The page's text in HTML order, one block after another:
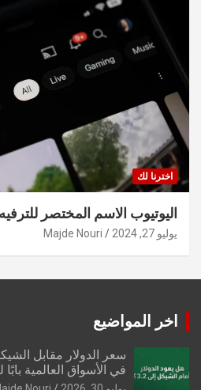
اخترنا لك
اليوتيوب الاسم المختصر للترفيه
يوليو 27, 2024 Majde Nouri
اخر المواضيع
سعر الدولار مقابل
في الأسواق العالمية